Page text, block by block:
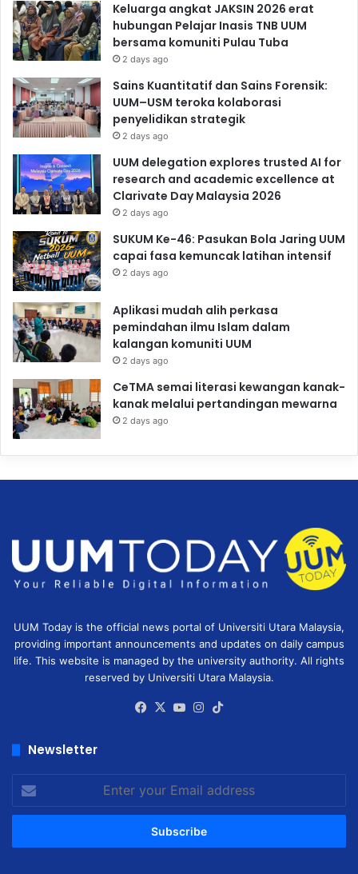
Keluarga angkat JAKSIN 2026 erat
hubungan Pelajar Inasis TNB UUM
bersama komuniti Pulau Tuba
2 days ago
Sains Kuantitatif dan Sains Forensik:
UUM–USM teroka kolaborasi
penyelidikan strategik
2 days ago
UUM delegation explores trusted AI for
research and academic excellence at
Clarivate Day Malaysia 2026
2 days ago
SUKUM Ke-46: Pasukan Bola Jaring UUM
capai fasa kemuncak latihan intensif
2 days ago
Aplikasi mudah alih perkasa
pemindahan ilmu Islam dalam
kalangan komuniti UUM
2 days ago
CeTMA semai literasi kewangan kanak-
kanak melalui pertandingan mewarna
2 days ago
UUM Today is the official news portal of Universiti Utara Malaysia,
providing important announcements and updates on daily campus
life. This website is managed by the university authority. All rights
reserved by Universiti Utara Malaysia.
Facebook
X YouTubeInstagram
Newsletter
Enter
your
Email